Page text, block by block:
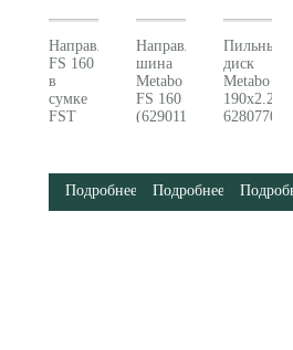
Направляющая
FS 160
в
сумке
FST
Подробнее
Направляющая
шина
Metabo
FS 160
(629011000)
Подробнее
Пильный
диск
Metabo
628077000